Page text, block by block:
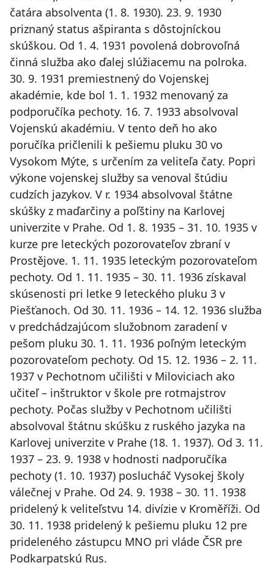
čatára absolventa (1. 8. 1930). 23. 9. 1930
priznaný status ašpiranta s dôstojníckou
skúškou. Od 1. 4. 1931 povolená dobrovoľná
činná služba ako ďalej slúžiacemu na polroka.
30. 9. 1931 premiestnený do Vojenskej
akadémie, kde bol 1. 1. 1932 menovaný za
podporučíka pechoty. 16. 7. 1933 absolvoval
Vojenskú akadémiu. V tento deň ho ako
poručíka pričlenili k pešiemu pluku 30 vo
Vysokom Mýte, s určením za veliteľa čaty. Popri
výkone vojenskej služby sa venoval štúdiu
cudzích jazykov. V r. 1934 absolvoval štátne
skúšky z maďarčiny a poľštiny na Karlovej
univerzite v Prahe. Od 1. 8. 1935 – 31. 10. 1935 v
kurze pre leteckých pozorovateľov zbraní v
Prostějove. 1. 11. 1935 leteckým pozorovateľom
pechoty. Od 1. 11. 1935 – 30. 11. 1936 získaval
skúsenosti pri letke 9 leteckého pluku 3 v
Piešťanoch. Od 30. 11. 1936 – 14. 12. 1936 služba
v predchádzajúcom služobnom zaradení v
pešom pluku 30. 1. 11. 1936 poľným leteckým
pozorovateľom pechoty. Od 15. 12. 1936 – 2. 11.
1937 v Pechotnom učilišti v Miloviciach ako
učiteľ – inštruktor v škole pre rotmajstrov
pechoty. Počas služby v Pechotnom učilišti
absolvoval štátnu skúšku z ruského jazyka na
Karlovej univerzite v Prahe (18. 1. 1937). Od 3. 11.
1937 – 23. 9. 1938 v hodnosti nadporučíka
pechoty (1. 10. 1937) poslucháč Vysokej školy
válečnej v Prahe. Od 24. 9. 1938 – 30. 11. 1938
pridelený k veliteľstvu 14. divízie v Kroměříži. Od
30. 11. 1938 pridelený k pešiemu pluku 12 pre
prideleného zástupcu MNO pri vláde ČSR pre
Podkarpatskú Rus.